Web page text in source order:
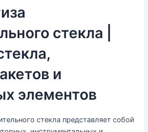
стекла |
и
элементов
стекла представляет собой